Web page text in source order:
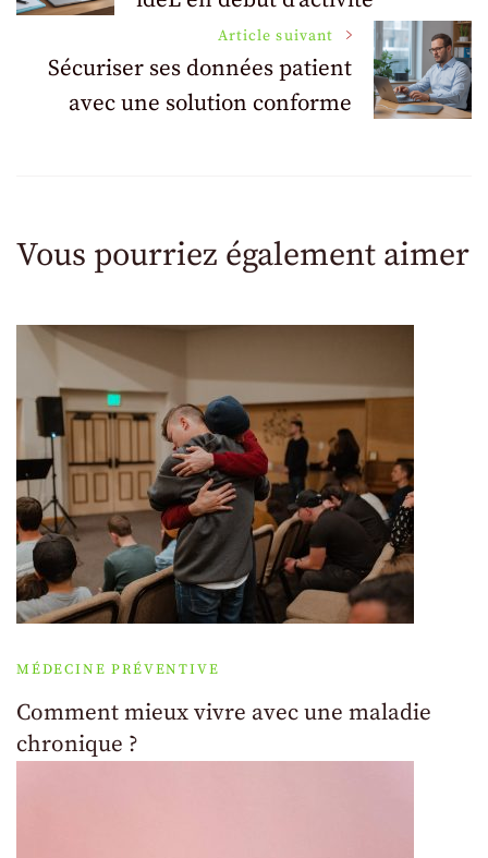
des
articles
Article suivant
Sécuriser ses données patient
avec une solution conforme
Vous pourriez également aimer
MÉDECINE PRÉVENTIVE
Comment mieux vivre avec une maladie
chronique ?